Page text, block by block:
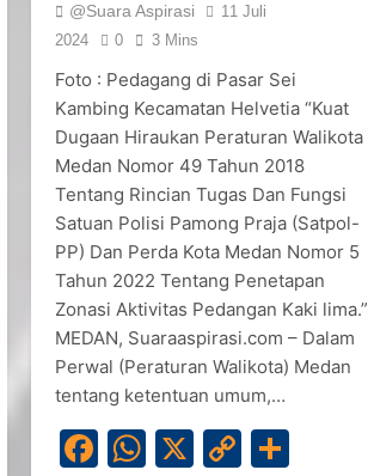
@Suara Aspirasi
11 Juli
2024
0 3 Mins
Foto : Pedagang di Pasar Sei
Kambing Kecamatan Helvetia “Kuat
Dugaan Hiraukan Peraturan Walikota
Medan Nomor 49 Tahun 2018
Tentang Rincian Tugas Dan Fungsi
Satuan Polisi Pamong Praja (Satpol-
PP) Dan Perda Kota Medan Nomor 5
Tahun 2022 Tentang Penetapan
Zonasi Aktivitas Pedangan Kaki lima.”
MEDAN, Suaraaspirasi.com – Dalam
Perwal (Peraturan Walikota) Medan
tentang ketentuan umum,…
Facebook
WhatsApp
X
Copy